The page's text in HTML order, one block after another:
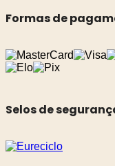
Formas de
Selos de